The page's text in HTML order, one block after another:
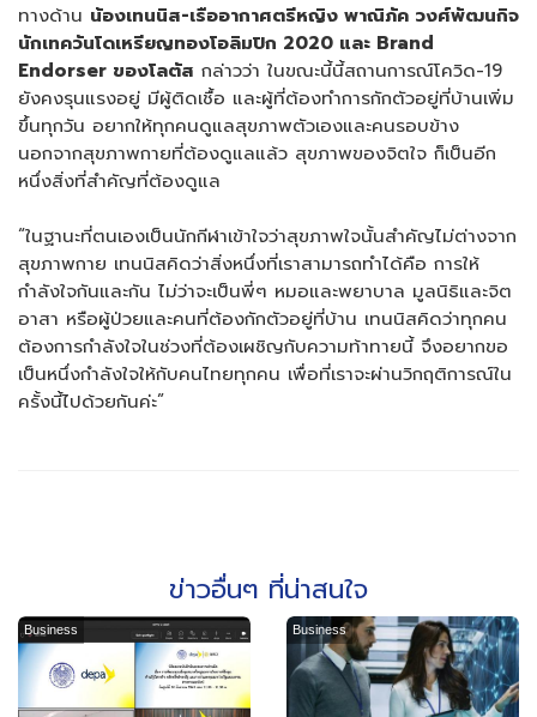
ทางด้าน น้องเทนนิส-เรืออากาศตรีหญิง พาณิภัค วงศ์พัฒนกิจ
นักเทควันโดเหรียญทองโอลิมปิก 2020 และ Brand
Endorser ของโลตัส กล่าวว่า ในขณะนี้นี้สถานการณ์โควิด-19
ยังคงรุนแรงอยู่ มีผู้ติดเชื้อ และผู้ที่ต้องทำการกักตัวอยู่ที่บ้านเพิ่ม
ขึ้นทุกวัน อยากให้ทุกคนดูแลสุขภาพตัวเองและคนรอบข้าง
นอกจากสุขภาพกายที่ต้องดูแลแล้ว สุขภาพของจิตใจ ก็เป็นอีก
หนึ่งสิ่งที่สำคัญที่ต้องดูแล
“ในฐานะที่ตนเองเป็นนักกีฬาเข้าใจว่าสุขภาพใจนั้นสำคัญไม่ต่างจาก
สุขภาพกาย เทนนิสคิดว่าสิ่งหนึ่งที่เราสามารถทำได้คือ การให้
กำลังใจกันและกัน ไม่ว่าจะเป็นพี่ๆ หมอและพยาบาล มูลนิธิและจิต
อาสา หรือผู้ป่วยและคนที่ต้องกักตัวอยู่ที่บ้าน เทนนิสคิดว่าทุกคน
ต้องการกำลังใจในช่วงที่ต้องเผชิญกับความท้าทายนี้ จึงอยากขอ
เป็นหนึ่งกำลังใจให้กับคนไทยทุกคน เพื่อที่เราจะผ่านวิกฤติการณ์ใน
ครั้งนี้ไปด้วยกันค่ะ”
ข่าวอื่นๆ ที่น่าสนใจ
Business Business